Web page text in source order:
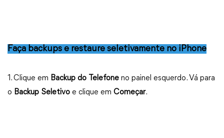
Faça backups e restaure seletivamente no iPhone
1. Clique em Backup do Telefone no painel esquerdo. Vá para
o Backup Seletivo e clique em Começar.